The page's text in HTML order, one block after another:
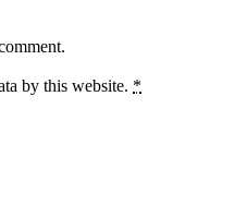
by this website. *